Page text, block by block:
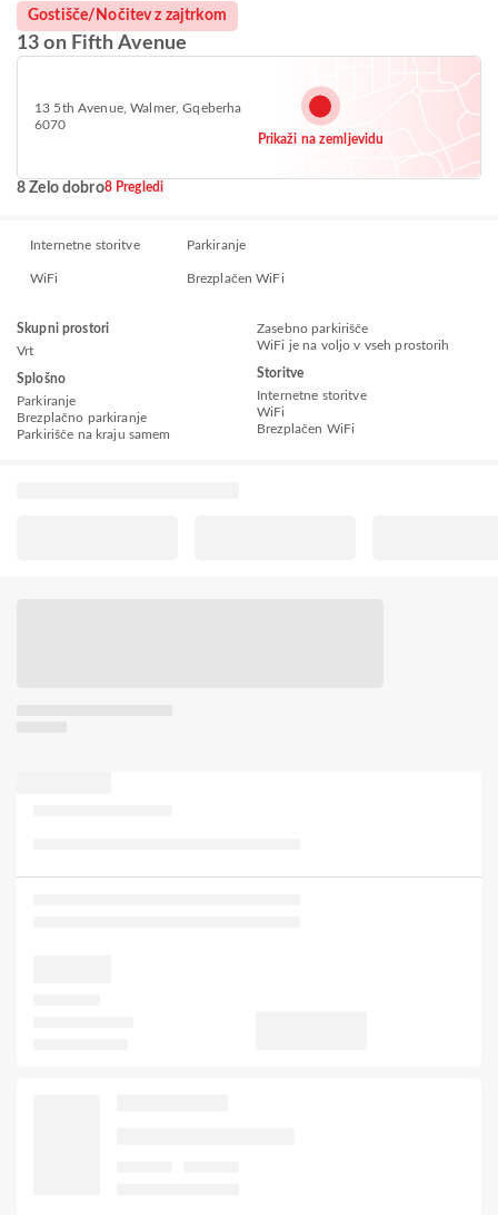
Gostišče/Nočitev z zajtrkom
13 on Fifth Avenue
13 5th Avenue, Walmer, Gqeberha
6070
Prikaži na zemljevidu
8 Zelo dobro8 Pregledi
Internetne storitve Parkiranje
WiFi Brezplačen WiFi
Skupni prostori
Vrt
Splošno
Parkiranje
Brezplačno parkiranje
Parkirišče na kraju samem
Zasebno parkirišče
WiFi je na voljo v vseh prostorih
Storitve
Internetne storitve
WiFi
Brezplačen WiFi